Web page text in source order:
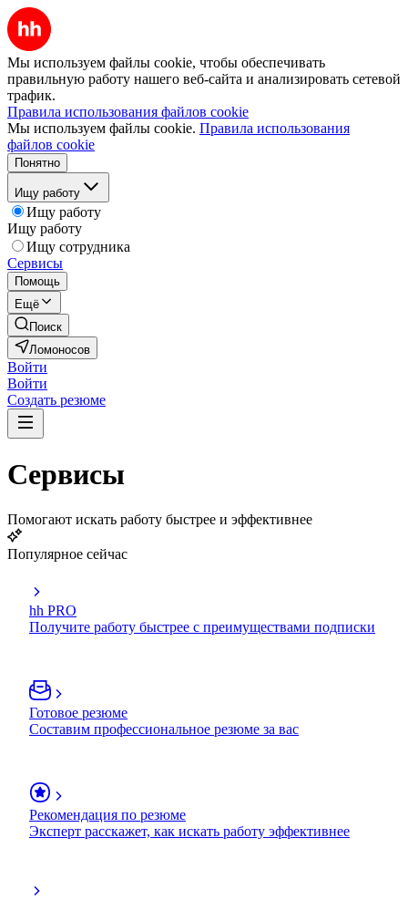
Мы используем файлы cookie, чтобы обеспечивать
правильную работу нашего веб-сайта и анализировать сетевой
трафик.
Правила использования файлов cookie
Мы используем файлы cookie. Правила использования
файлов cookie
Понятно
Ищу работу
Ищу работу
Ищу работу
Ищу сотрудника
Сервисы
Помощь
Ещё
Поиск
Ломоносов
Войти
Войти
Создать резюме
Сервисы
Помогают искать работу быстрее и эффективнее
Популярное сейчас
hh PRO
Получите работу быстрее с преимуществами подписки
Готовое резюме
Составим профессиональное резюме за вас
Рекомендация по резюме
Эксперт расскажет, как искать работу эффективнее